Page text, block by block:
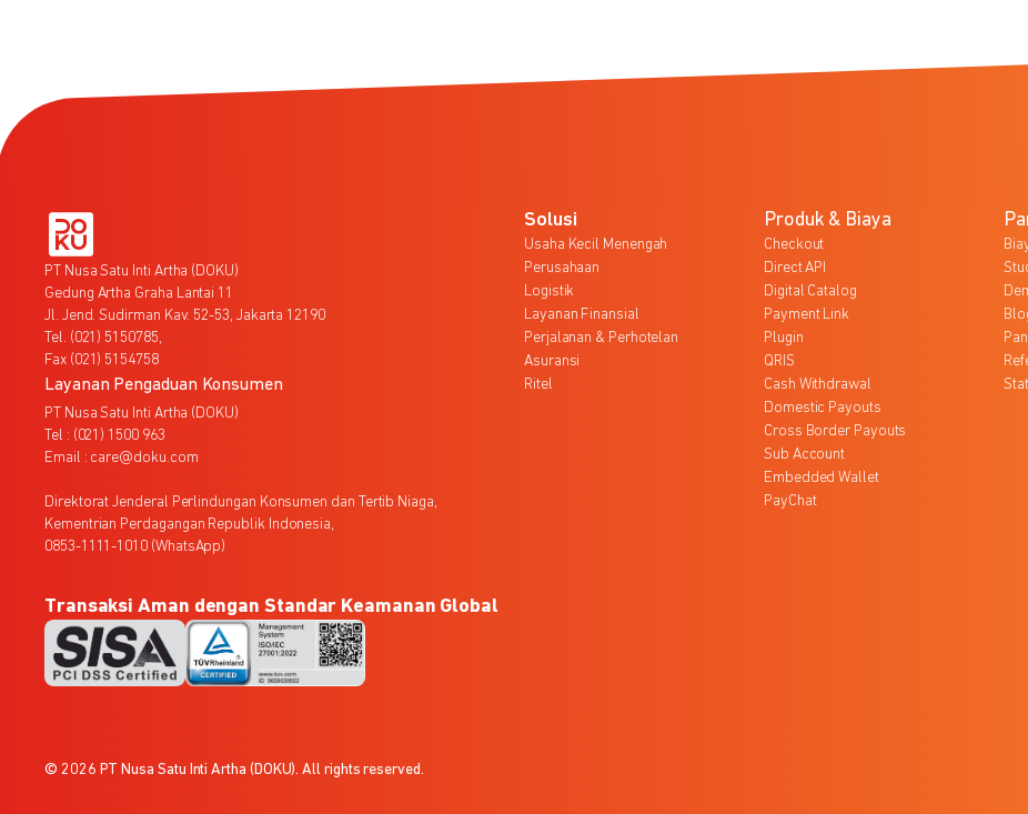
PT Nusa Satu Inti Artha (DOKU)
Gedung Artha Graha Lantai 11
Jl. Jend. Sudirman Kav. 52-53, Jakarta 12190
Tel. (021) 5150785,
Fax (021) 5154758
Layanan Pengaduan Konsumen
PT Nusa Satu Inti Artha (DOKU)
Tel : (021) 1500 963
Email : care@doku.com
Direktorat Jenderal Perlindungan Konsumen dan Tertib Niaga,
Kementrian Perdagangan Republik Indonesia,
0853-1111-1010 (WhatsApp)
Solusi
Usaha Kecil Menengah
Perusahaan
Logistik
Layanan Finansial
Perjalanan & Perhotelan
Asuransi
Ritel
Produk & Biaya
Checkout
Direct API
Digital Catalog
Payment Link
Plugin
QRIS
Cash Withdrawal
Domestic Payouts
Cross Border Payouts
Sub Account
Embedded Wallet
PayChat
Transaksi Aman dengan Standar Keamanan Global
© 2026 PT Nusa Satu Inti Artha (DOKU). All rights reserved.